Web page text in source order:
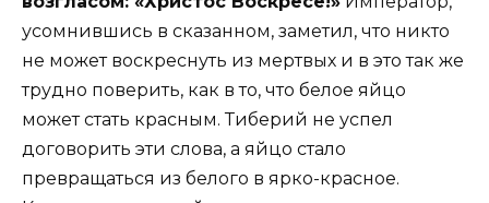
усомнившись в сказанном, заметил, что никто
не может воскреснуть из мертвых и в это так же
трудно поверить, как в то, что белое яйцо
может стать красным. Тиберий не успел
договорить эти слова, а яйцо стало
превращаться из белого в ярко-красное.